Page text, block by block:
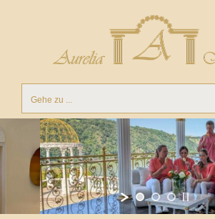
Gehe zu ...